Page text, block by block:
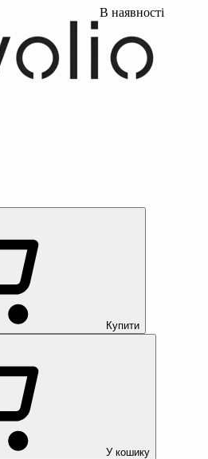
В наявності
Купити
У кошику